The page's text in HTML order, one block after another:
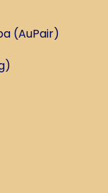
(AuPair)